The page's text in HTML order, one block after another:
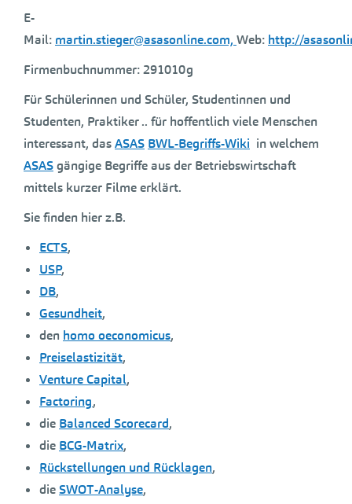
E-
Mail: martin.stieger@asasonline.com, Web: http://
Firmenbuchnummer: 291010g
Für Schülerinnen und Schüler, Studentinnen und
Studenten, Praktiker .. für hoffentlich viele Menschen
interessant, dasASAS BWL-Begriffs-Wiki in welchem
ASASgängige Begriffe aus der Betriebswirtschaft
mittels kurzer Filme erklärt.
Sie finden hier z.B.
ECTS,
USP,
DB,
Gesundheit,
den homo oeconomicus,
Preiselastizität,
Venture Capital,
Factoring,
die Balanced Scorecard,
die BCG-Matrix,
Rückstellungen und Rücklagen,
dieSWOT-Analyse,